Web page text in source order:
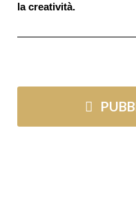
la creatività.